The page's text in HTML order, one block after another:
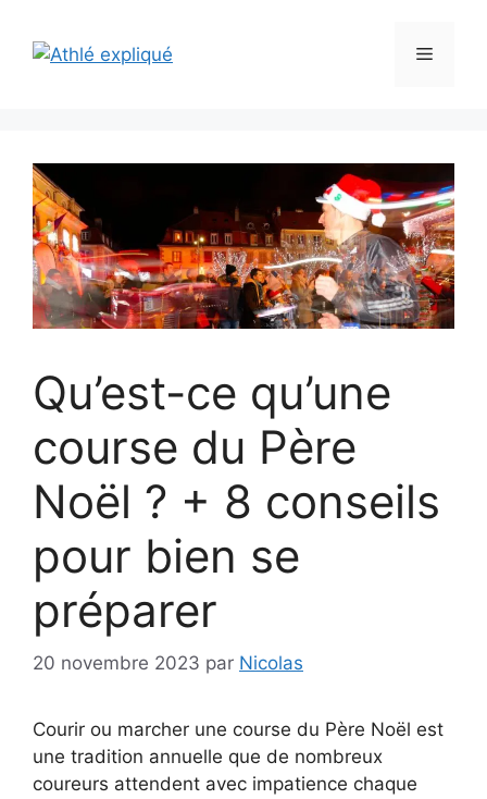
contenu
Menu
Qu’est-ce qu’une
course du Père
Noël ? + 8 conseils
pour bien se
préparer
20 novembre 2023 par Nicolas
Courir ou marcher une course du Père Noël est
une tradition annuelle que de nombreux
coureurs attendent avec impatience chaque